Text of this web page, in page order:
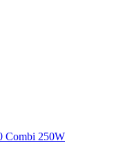
Combi 250W